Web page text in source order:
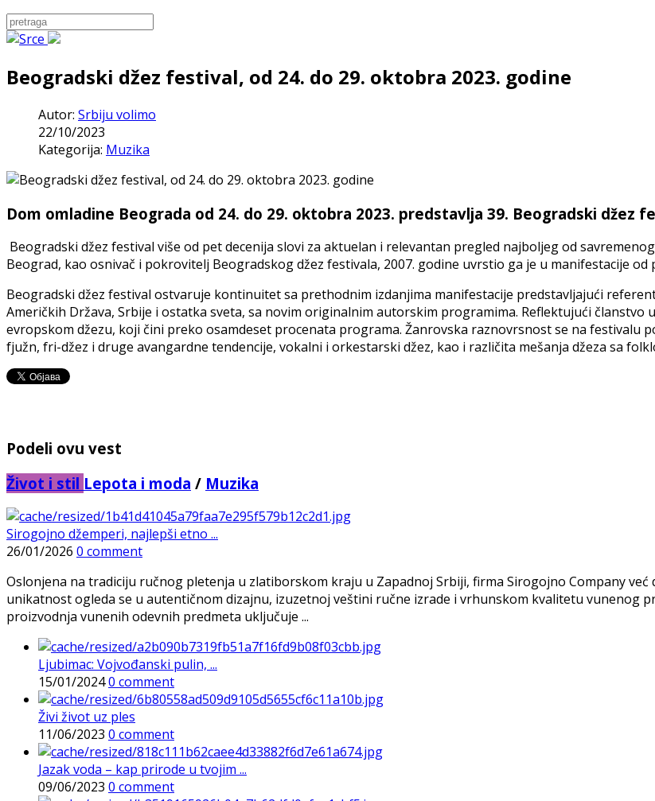
Beogradski džez festival, od 24. do 29. oktobra 2023. godine
Autor: Srbiju volimo
22/10/2023
Kategorija: Muzika
Dom omladine Beograda od 24. do 29. oktobra 2023. predstavlja 39. Beogradski džez
Beogradski džez festival više od pet decenija slovi za aktuelan i relevantan pregled najboljeg od
Beograd, kao osnivač i pokrovitelj Beogradskog džez festivala, 2007. godine uvrstio ga je u manifestacije od
Beogradski džez festival ostvaruje kontinuitet sa prethodnim izdanjima manifestacije predstavljajući
Američkih Država, Srbije i ostatka sveta, sa novim originalnim autorskim programima. Reflektujući članstvo
evropskom džezu, koji čini preko osamdeset procenata programa. Žanrovska raznovrsnost se na festivalu
fjužn, fri-džez i druge avangardne tendencije, vokalni i orkestarski džez, kao i različita mešanja džeza sa
Podeli ovu vest
Život i stil Lepota i moda / Muzika
Sirogojno džemperi, najlepši etno ...
26/01/2026 0 comment
Oslonjena na tradiciju ručnog pletenja u zlatiborskom kraju u Zapadnoj Srbiji, firma Sirogojno Company već
unikatnost ogleda se u autentičnom dizajnu, izuzetnoj veštini ručne izrade i vrhunskom kvalitetu vunenog
proizvodnja vunenih odevnih predmeta uključuje ...
Ljubimac: Vojvođanski pulin, ...
15/01/20240 comment
Živi život uz ples
11/06/2023 0 comment
Jazak voda – kap prirode u tvojim ...
09/06/2023 0 comment